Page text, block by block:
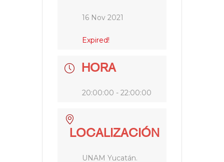
16 Nov 2021
Expired!
HORA
20:00:00 - 22:00:00
LOCALIZACIÓN
UNAM Yucatán.